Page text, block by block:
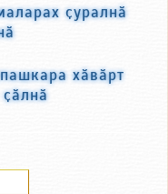
ҫуралнӑ
хӑвӑрт